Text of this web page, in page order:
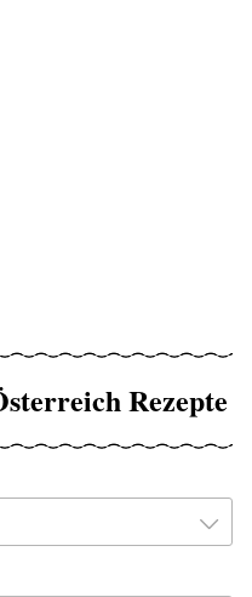
Rezepte